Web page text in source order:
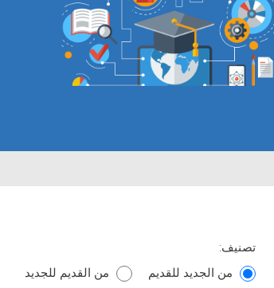
تصنيف:
من الجديد للقديم
من القديم للجديد